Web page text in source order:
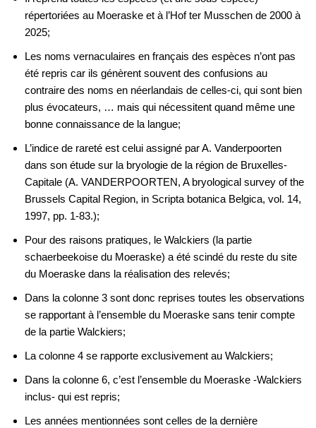
répertoriées au Moeraske et à l’Hof ter Musschen de 2000 à
2025;
Les noms vernaculaires en français des espèces n’ont pas
été repris car ils génèrent souvent des confusions au
contraire des noms en néerlandais de celles-ci, qui sont bien
plus évocateurs, … mais qui nécessitent quand même une
bonne connaissance de la langue;
L’indice de rareté est celui assigné par A. Vanderpoorten
dans son étude sur la bryologie de la région de Bruxelles-
Capitale (A. VANDERPOORTEN, A bryological survey of the
Brussels Capital Region, in Scripta botanica Belgica, vol. 14,
1997, pp. 1-83.);
Pour des raisons pratiques, le Walckiers (la partie
schaerbeekoise du Moeraske) a été scindé du reste du site
du Moeraske dans la réalisation des relevés;
Dans la colonne 3 sont donc reprises toutes les observations
se rapportant à l’ensemble du Moeraske sans tenir compte
de la partie Walckiers;
La colonne 4 se rapporte exclusivement au Walckiers;
Dans la colonne 6, c’est l’ensemble du Moeraske -Walckiers
inclus- qui est repris;
Les années mentionnées sont celles de la dernière